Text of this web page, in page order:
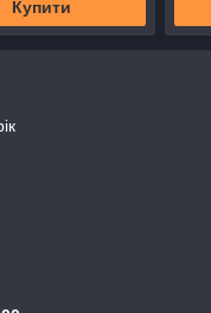
Купити